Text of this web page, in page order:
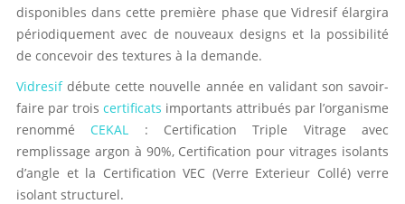
disponibles dans cette première phase que Vidresif élargira
périodiquement avec de nouveaux designs et la possibilité
de concevoir des textures à la demande.
Vidresifdébute cette nouvelle année en validant son savoir-
faire par trois certificats importants attribués par l’organisme
renomméCEKAL
: Certification Triple Vitrage avec
remplissage argon à 90%, Certification pour vitrages isolants
d’angle et la Certification VEC (Verre Exterieur Collé) verre
isolant structurel.